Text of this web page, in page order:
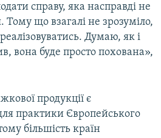
справу, яка насправді не
Тому що взагалі не зрозуміло,
Думаю, як і
вона буде просто похована»,
продукції є
практики Європейського
більшість країн